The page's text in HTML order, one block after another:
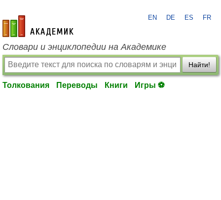
academic.ru
EN DE ES FR
Словари и энциклопедии на Академике
Найти!
Толкования Переводы Книги Игры ⚽